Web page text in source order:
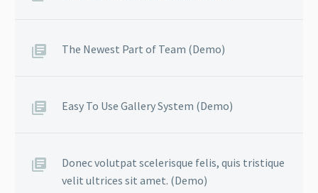
The Newest Part of Team (Demo)
Easy To Use Gallery System (Demo)
Donec volutpat scelerisque felis, quis tristique
velit ultrices sit amet. (Demo)